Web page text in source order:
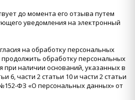
до момента его отзыва путем
уведомления на электронный
на обработку персональных
обработку персональных
при наличии оснований, указанных в
6, части 2 статьи 10 и части 2 статьи
ФЗ «О персональных данных» от